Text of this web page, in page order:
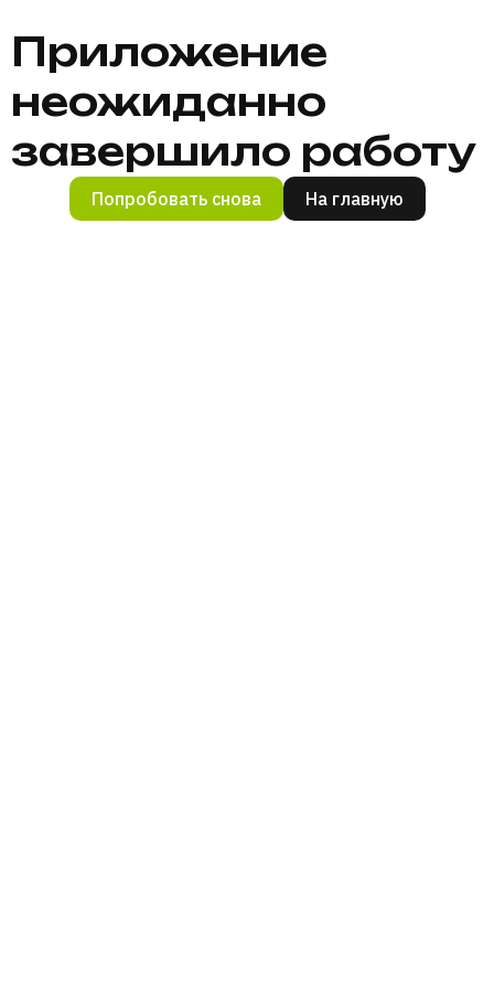
Приложение
неожиданно
завершило работу
Попробовать снова На главную